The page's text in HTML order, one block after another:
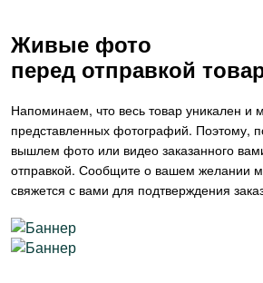
Живые фото
перед отправкой
Напоминаем, что весь товар уникален и
представленных фотографий. Поэтому,
вышлем фото или видео заказанного
отправкой. Сообщите о вашем желании
свяжется с вами для подтверждения